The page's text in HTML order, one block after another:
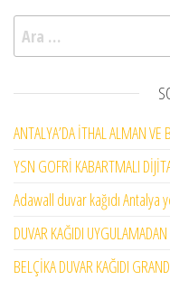
Arama:
ANTALYA’DA İTHAL ALMAN VE
YSN GOFRİ KABARTMALI
Adawall duvar kağıdı Antalya
DUVAR KAĞIDI
BELÇİKA DUVAR KAĞIDI